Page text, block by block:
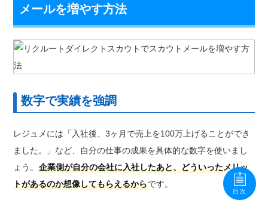
メールを増やす方法
数字で実績を強調
レジュメには「入社後、3ヶ月で売上を100万上げることができ
ました。」など、自分の仕事の成果を具体的な数字を使いまし
ょう。企業側が自分の会社に入社したあと、どういったメリッ
トがあるのか想像してもらえるからです。
目次